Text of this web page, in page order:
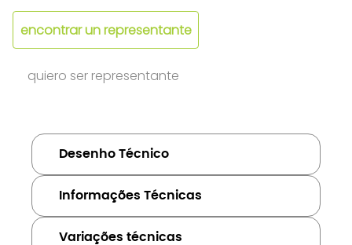
encontrar un representante
quiero ser representante
Desenho Técnico
Informações Técnicas
Variações técnicas